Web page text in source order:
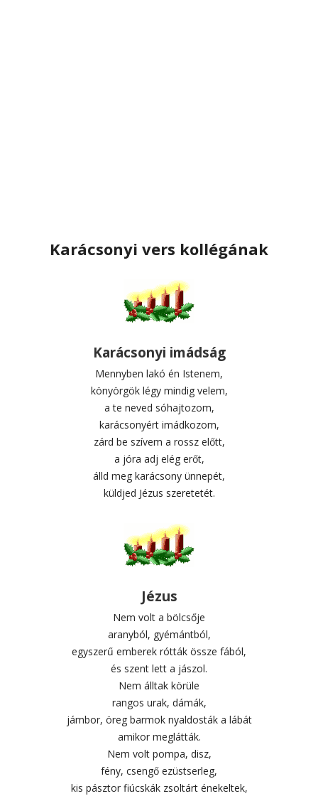
Karácsonyi vers kollégának
Karácsonyi imádság
Mennyben lakó én Istenem,
könyörgök légy mindig velem,
a te neved sóhajtozom,
karácsonyért imádkozom,
zárd be szívem a rossz előtt,
a jóra adj elég erőt,
álld meg karácsony ünnepét,
küldjed Jézus szeretetét.
Jézus
Nem volt a bölcsője
aranyból, gyémántból,
egyszerű emberek rótták össze fából,
és szent lett a jászol.
Nem álltak körüle
rangos urak, dámák,
jámbor, öreg barmok nyaldosták a lábát
amikor meglátták.
Nem volt pompa, disz,
fény, csengő ezüstserleg,
kis pásztor fiúcskák zsoltárt énekeltek,